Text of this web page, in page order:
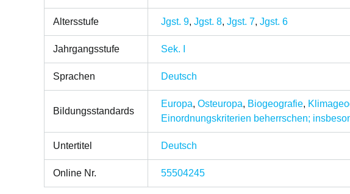
Altersstufe Jgst. 9,Jgst. 8,Jgst. 7,Jgst. 6
Jahrgangsstufe Sek. I
Sprachen Deutsch
Bildungsstandards
Europa,Osteuropa, Biogeografie,
Einordnungskriterien beherrschen;
Untertitel Deutsch
Online Nr. 55504245